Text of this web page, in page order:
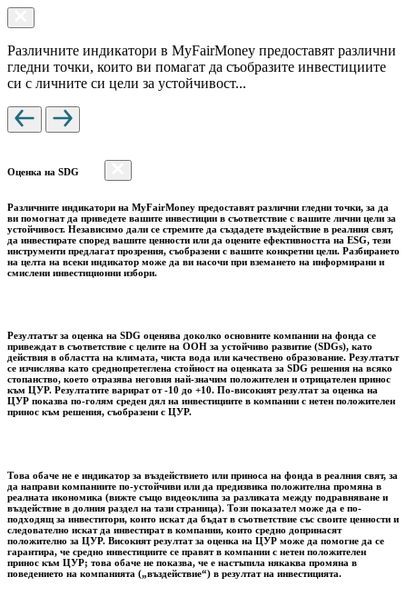
Различните индикатори в MyFairMoney предоставят различни
гледни точки, които ви помагат да съобразите инвестициите
си с личните си цели за устойчивост...
Оценка на SDG
Различните индикатори на MyFairMoney предоставят различни гледни точки, за да
ви помогнат да приведете вашите инвестиции в съответствие с вашите лични цели за
устойчивост. Независимо дали се стремите да създадете въздействие в реалния свят,
да инвестирате според вашите ценности или да оцените ефективността на ESG, тези
инструменти предлагат прозрения, съобразени с вашите конкретни цели. Разбирането
на целта на всеки индикатор може да ви насочи при вземането на информирани и
смислени инвестиционни избори.
Резултатът за оценка на SDG оценява доколко основните компании на фонда се
привеждат в съответствие с целите на ООН за устойчиво развитие (SDGs), като
действия в областта на климата, чиста вода или качествено образование. Резултатът
се изчислява като среднопретеглена стойност на оценката за SDG решения на всяко
стопанство, което отразява неговия най-значим положителен и отрицателен принос
към ЦУР. Резултатите варират от -10 до +10. По-високият резултат за оценка на
ЦУР показва по-голям среден дял на инвестициите в компании с нетен положителен
принос към решения, съобразени с ЦУР.
Това обаче не е индикатор за въздействието или приноса на фонда в реалния свят, за
да направи компаниите по-устойчиви или да предизвика положителна промяна в
реалната икономика (вижте също видеоклипа за разликата между подравняване и
въздействие в долния раздел на тази страница). Този показател може да е по-
подходящ за инвеститори, които искат да бъдат в съответствие със своите ценности и
следователно искат да инвестират в компании, които средно допринасят
положително за ЦУР. Високият резултат за оценка на ЦУР може да помогне да се
гарантира, че средно инвестициите се правят в компании с нетен положителен
принос към ЦУР; това обаче не показва, че е настъпила някаква промяна в
поведението на компанията („въздействие“) в резултат на инвестицията.